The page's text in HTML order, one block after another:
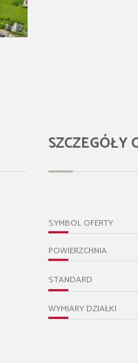
SZCZEGÓŁY
SYMBOL OFERTY
POWIERZCHNIA
STANDARD
WYMIARY DZIAŁKI